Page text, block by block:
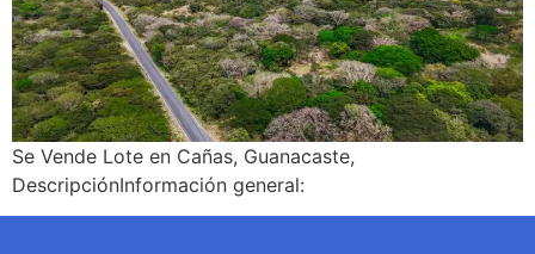
Se Vende Lote en Cañas, Guanacaste,
DescripciónInformación general: